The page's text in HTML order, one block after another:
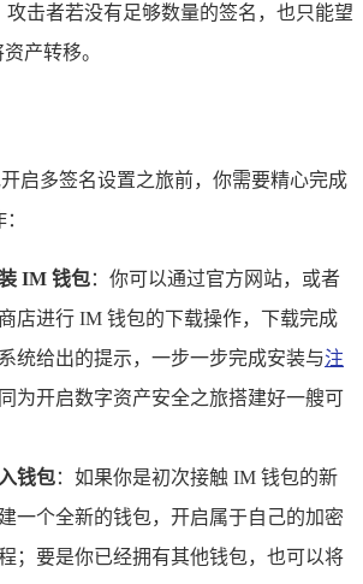
攻击者若没有足够数量的签名，也只能望
产转移。
启多签名设置之旅前，你需要精心完成
IM 钱包：你可以通过官方网站，或者
店进行 IM 钱包的下载操作，下载完成
统给出的提示，一步一步完成安装与注
为开启数字资产安全之旅搭建好一艘可
钱包：如果你是初次接触 IM 钱包的新
一个全新的钱包，开启属于自己的加密
；要是你已经拥有其他钱包，也可以将